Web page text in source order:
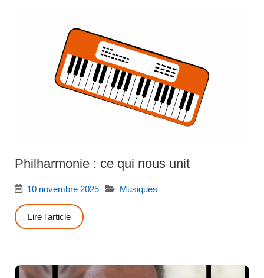
Philharmonie : ce qui nous unit
10 novembre 2025 Musiques
Lire l'article